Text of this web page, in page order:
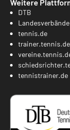
Weitere
DTB
Landesverbände
tennis.de
trainer.tennis.de
tennistrainer.de